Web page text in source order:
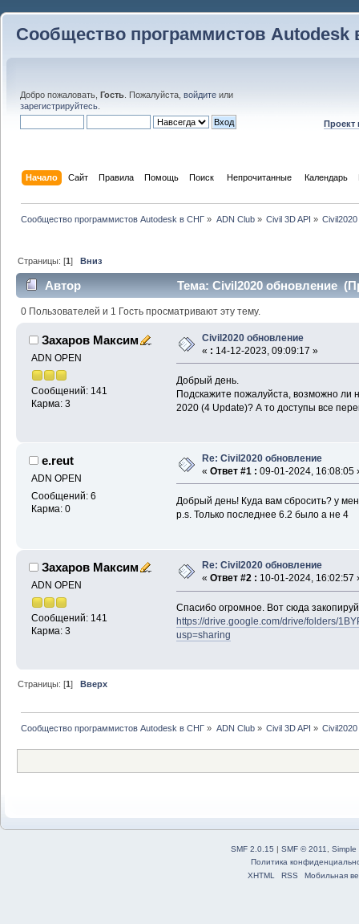
Сообщество программистов Autodesk
Добро пожаловать, Гость . Пожалуйста, войдите или
зарегистрируйтесь
Проект
Начало Сайт Правила Помощь Поиск Непрочитанные Календарь
Сообщество программистов Autodesk в СНГ » ADN Club» Civil 3D API »
Страницы: [1]Вниз
Автор Тема: Civil2020 обновление
0 Пользователей и 1 Гость просматривают эту тему.
Захаров Максим
ADN OPEN
Сообщений: 141
Карма: 3
Civil2020 обновление
« : 14-12-2023, 09:09:17 »
Добрый день.
Подскажите пожалуйста, возможно ли
2020 (4 Update)? А то доступы все
e.reut
ADN OPEN
Сообщений: 6
Карма: 0
Re: Civil2020 обновление
« Ответ #1 : 09-01-2024, 16:08:05
Добрый день! Куда вам сбросить? у
p.s. Только последнее 6.2 было а не 4
Захаров Максим
ADN OPEN
Сообщений: 141
Карма: 3
Re: Civil2020 обновление
« Ответ #2 : 10-01-2024, 16:02:57
Спасибо огромное. Вот сюда
https://drive.google.com/drive/folders/
usp=sharing
Страницы: [1] Вверх
Сообщество программистов Autodesk в СНГ » ADN Club» Civil 3D API »
SMF 2.0.15 | SMF © 2011, Simple
Политика
XHTML
RSS Мобильная